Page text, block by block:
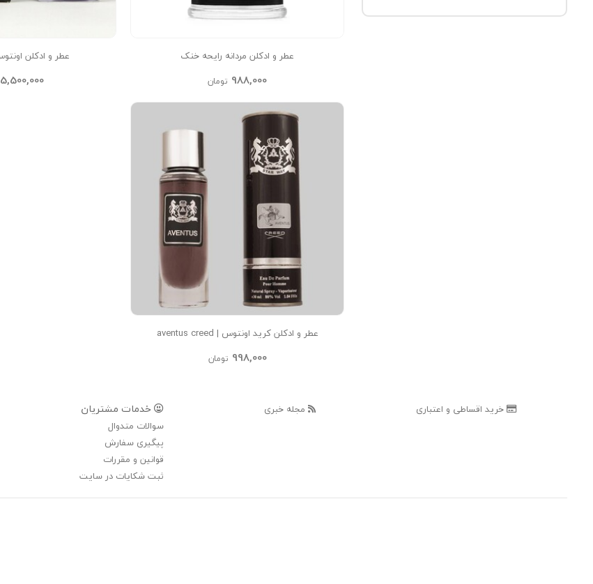
عطر و ادکلن مردانه رایحه خنک
988,000 تومان
عطر و ادکلن اونتوس AVENTUS
5,500,000
عطر و ادکلن کرید اونتوس | aventus creed
998,000 تومان
خرید اقساطی و اعتباری مجله خبری خدمات مشتریان
سوالات متدوال
پیگیری سفارش
قوانین و مقررات
ثبت شکایات در سایت